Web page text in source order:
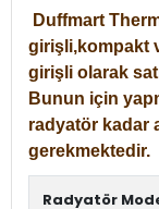
Duffmart
girişli,kompakt
girişli olarak
Bunun için
radyatör kadar
gerekmektedir.
Radyatör